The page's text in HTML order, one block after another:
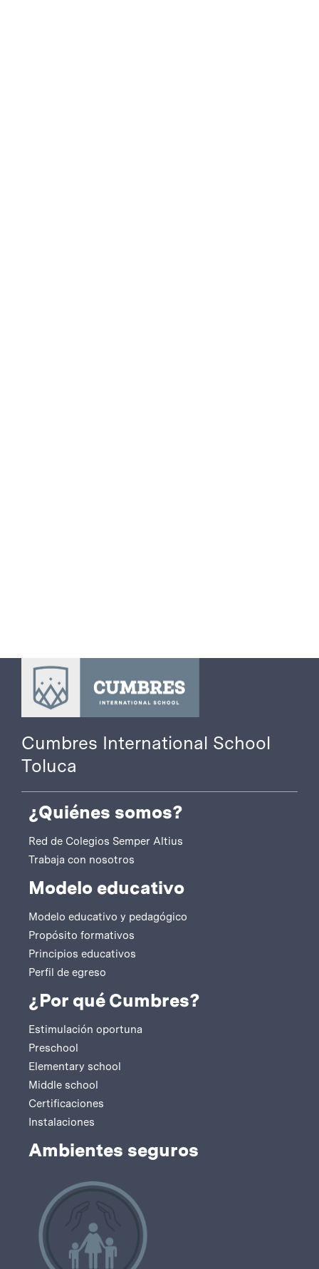
Cumbres International School
Toluca
¿Quiénes somos?
Red de Colegios Semper Altius
Trabaja con nosotros
Modelo educativo
Modelo educativo y pedagógico
Propósito formativos
Principios educativos
Perfil de egreso
¿Por qué Cumbres?
Estimulación oportuna
Preschool
Elementary school
Middle school
Certificaciones
Instalaciones
Ambientes seguros